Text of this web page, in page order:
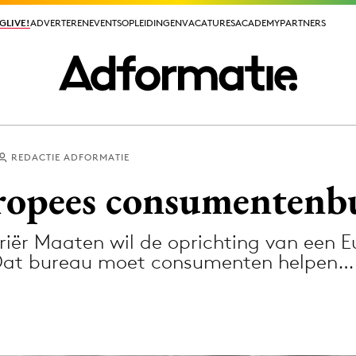
ADVERTERENEVENTSOPLEIDINGENVACATURESACADEMYPARTNERS
ADVERTERENEVENTSOPLEIDINGENVACATURESACADEMYPARTNERS
REDACTIE ADFORMATIE
Maaten wil de oprichting van een
bureau moet consumenten helpen…